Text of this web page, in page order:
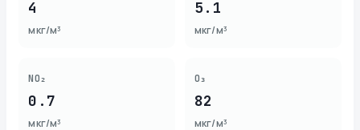
4
мкг/м³
5.1
мкг/м³
NO₂
0.7
мкг/м³
O₃
82
мкг/м³